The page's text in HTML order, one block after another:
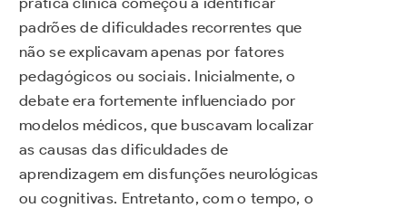
padrões de dificuldades recorrentes que
não se explicavam apenas por fatores
pedagógicos ou sociais. Inicialmente, o
debate era fortemente influenciado por
modelos médicos, que buscavam localizar
as causas das dificuldades de
aprendizagem em disfunções neurológicas
ou cognitivas. Entretanto, com o tempo, o